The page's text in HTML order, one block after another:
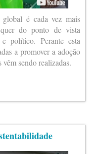
é cada vez mais
quer do ponto de vista
político. Perante esta
a promover a adoção
sendo realizadas.